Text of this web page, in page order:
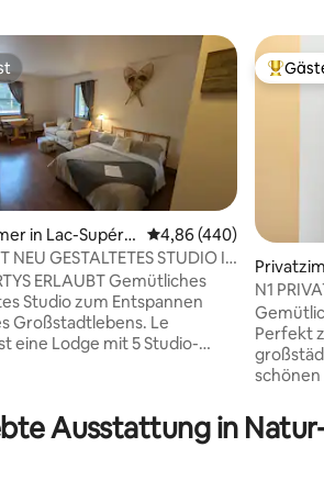
4,8 von 5, 5 Bewertungen
in Lac-Supérie Durchschnittliche
4,86 (440)
NEU GESTALTETES STUDIO IN
VON TREMBLANT ZUM
PREIS
ERLAUBT Gemütliches
Studio zum Entspannen
Großstadtlebens. Le
eine Lodge mit 5 Studio-
Hotel liegt 2 Minuten von
Dienstleistungen
ur
N1
AUF
Perfekt
eine
inmitten
Ausstattung in